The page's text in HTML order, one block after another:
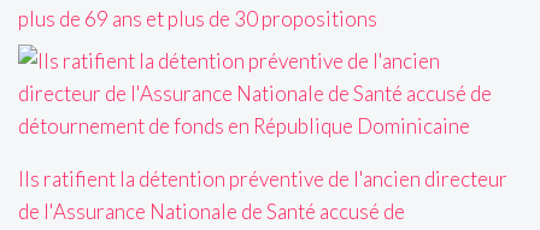
plus de 69 ans et plus de 30 propositions
Ils ratifient la détention préventive de l'ancien directeur
de l'Assurance Nationale de Santé accusé de